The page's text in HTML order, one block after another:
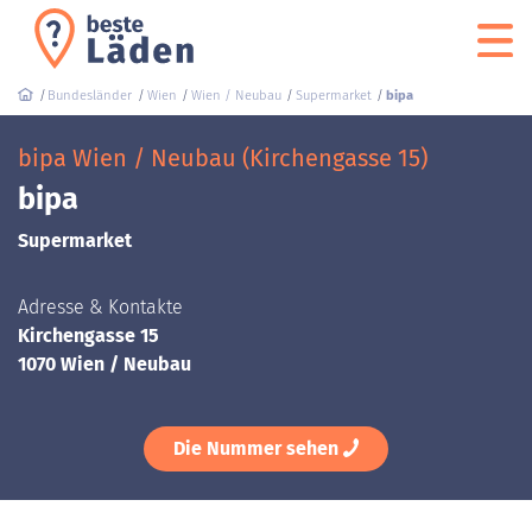
Bundesländer Wien Wien / Neubau Supermarket bipa
bipa Wien / Neubau (Kirchengasse 15)
bipa
Supermarket
Adresse & Kontakte
Kirchengasse 15
1070 Wien / Neubau
Die Nummer sehen